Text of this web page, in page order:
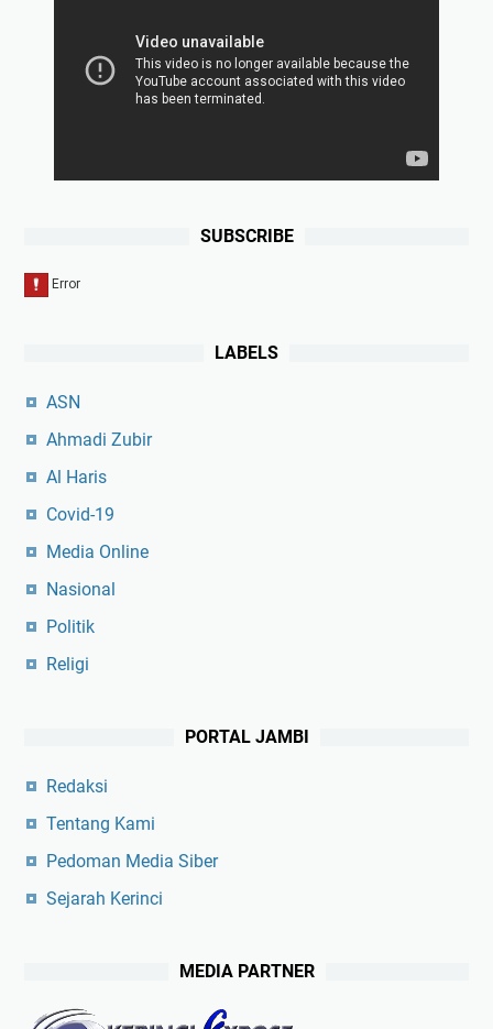
SUBSCRIBE
LABELS
ASN
Ahmadi Zubir
Al Haris
Covid-19
Media Online
Nasional
Politik
Religi
PORTAL JAMBI
Redaksi
Tentang Kami
Pedoman Media Siber
Sejarah Kerinci
MEDIA PARTNER